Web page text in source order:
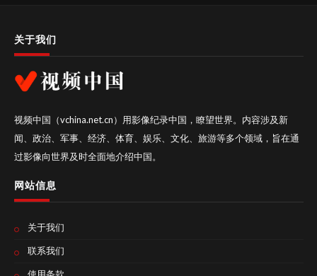
关于我们
视频中国（vchina.net.cn）用影像纪录中国，瞭望世界。内容涉及新
闻、政治、军事、经济、体育、娱乐、文化、旅游等多个领域，旨在通
过影像向世界及时全面地介绍中国。
网站信息
关于我们
联系我们